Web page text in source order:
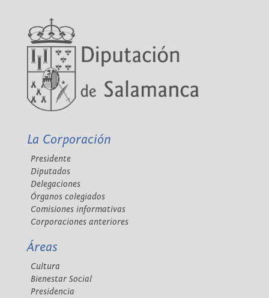
La Corporación
Presidente
Diputados
Delegaciones
Órganos colegiados
Comisiones informativas
Corporaciones anteriores
Áreas
Cultura
Bienestar Social
Presidencia